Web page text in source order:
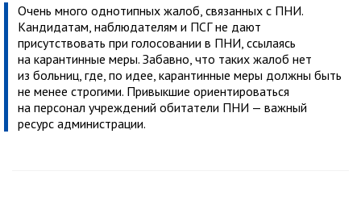
Очень много однотипных жалоб, связанных с ПНИ.
Кандидатам, наблюдателям и ПСГ не дают
присутствовать при голосовании в ПНИ, ссылаясь
на карантинные меры. Забавно, что таких жалоб нет
из больниц, где, по идее, карантинные меры должны быть
не менее строгими. Привыкшие ориентироваться
на персонал учреждений обитатели ПНИ — важный
ресурс администрации.